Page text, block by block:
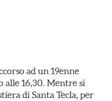
ad un 19enne
16,30. Mentre si
di Santa Tecla, per